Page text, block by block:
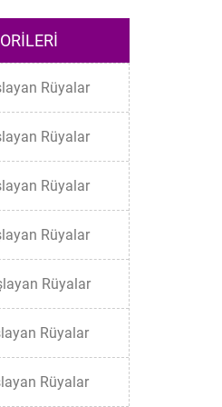
Rüyalar
Rüyalar
Rüyalar
Rüyalar
Rüyalar
Rüyalar
Rüyalar